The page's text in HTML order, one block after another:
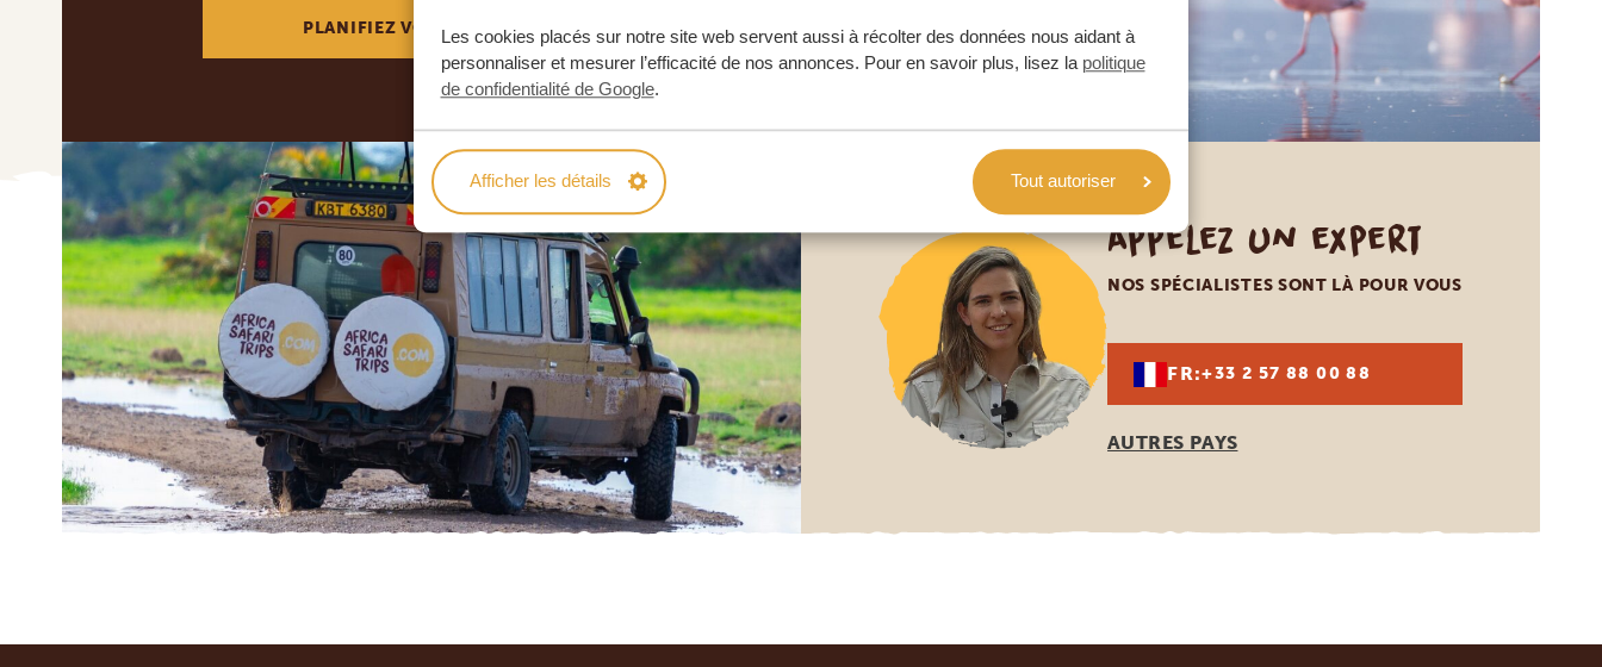
Les cookies placés sur notre site web servent aussi à récolter des données nous aidant à
personnaliser et mesurer l’efficacité de nos annonces. Pour en savoir plus, lisez la politique
de confidentialité de Google.
Afficher les détails Tout autoriser
PLANIFIEZ VOTRE AVENTURE
Appelez un expert
NOS SPÉCIALISTES SONT LÀ POUR VOUS
FR:+33 2 57 88 00 88
AUTRES PAYS